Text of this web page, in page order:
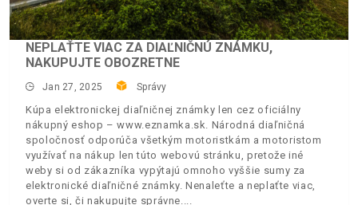
NEPLAŤTE VIAC ZA DIAĽNIČNÚ ZNÁMKU,
NAKUPUJTE OBOZRETNE
Jan 27, 2025 Správy
Kúpa elektronickej diaľničnej známky len cez oficiálny
nákupný eshop – www.eznamka.sk. Národná diaľničná
spoločnosť odporúča všetkým motoristkám a motoristom
využívať na nákup len túto webovú stránku, pretože iné
weby si od zákazníka vypýtajú omnoho vyššie sumy za
elektronické diaľničné známky. Nenaleťte a neplaťte viac,
overte si, či nakupujte správne.